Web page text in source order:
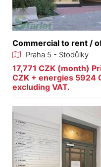
Commercial to rent /
Praha 5 - Stodůlky
17,771 CZK (month)
CZK + energies 5924
excluding VAT.